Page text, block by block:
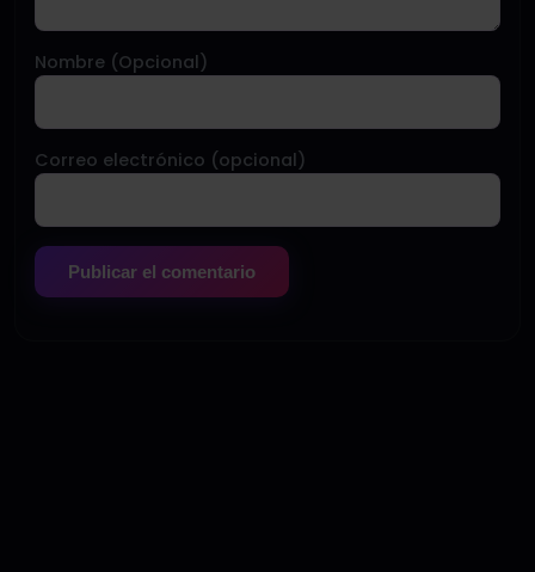
Nombre (Opcional)
Correo electrónico (opcional)